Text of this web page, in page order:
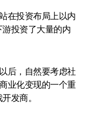
在投资布局上以内
投资了大量的内
后，自然要考虑社
业化变现的一个重
发商。